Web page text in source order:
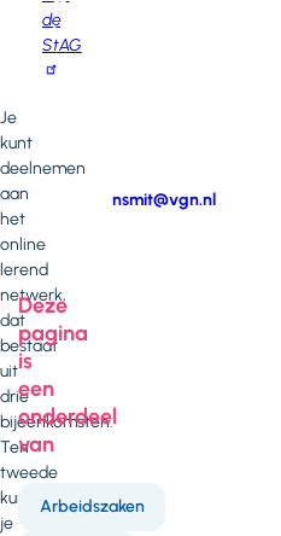
de
StAG
Je
kunt
deelnemen
aan
het
online
lerend
netwerk,
dat
bestaat
uit
drie
bijeenkomsten.
Ten
tweede
kun
je
Neem
contact
op
nsmit@vgn.nl
Deze
pagina
is
een
onderdeel
van
Arbeidszaken